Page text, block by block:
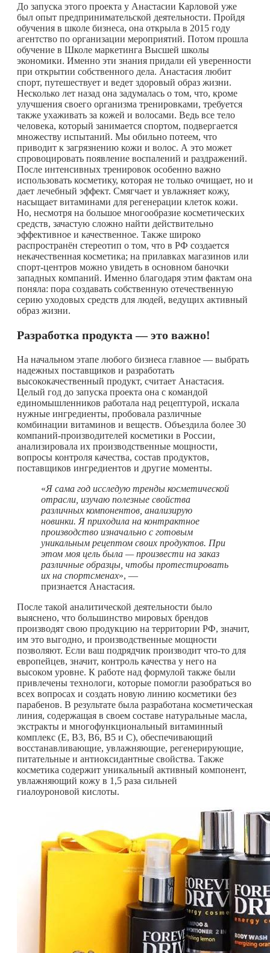
До запуска этого проекта у Анастасии Карловой уже
был опыт предпринимательской деятельности. Пройдя
обучения в школе бизнеса, она открыла в 2015 году
агентство по организации мероприятий. Потом прошла
обучение в Школе маркетинга Высшей школы
экономики. Именно эти знания придали ей уверенности
при открытии собственного дела. Анастасия любит
спорт, путешествует и ведет здоровый образ жизни.
Несколько лет назад она задумалась о том, что, кроме
улучшения своего организма тренировками, требуется
также ухаживать за кожей и волосами. Ведь все тело
человека, который занимается спортом, подвергается
множеству испытаний. Мы обильно потеем, что
приводит к загрязнению кожи и волос. А это может
спровоцировать появление воспалений и раздражений.
После интенсивных тренировок особенно важно
использовать косметику, которая не только очищает, но и
дает лечебный эффект. Смягчает и увлажняет кожу,
насыщает витаминами для регенерации клеток кожи.
Но, несмотря на большое многообразие косметических
средств, зачастую сложно найти действительно
эффективное и качественное. Также широко
распространён стереотип о том, что в РФ создается
некачественная косметика; на прилавках магазинов или
спорт-центров можно увидеть в основном баночки
западных компаний. Именно благодаря этим фактам она
поняла: пора создавать собственную отечественную
серию уходовых средств для людей, ведущих активный
образ жизни.
Разработка продукта — это важно!
На начальном этапе любого бизнеса главное — выбрать
надежных поставщиков и разработать
высококачественный продукт, считает Анастасия.
Целый год до запуска проекта она с командой
единомышленников работала над рецептурой, искала
нужные ингредиенты, пробовала различные
комбинации витаминов и веществ. Объездила более 30
компаний-производителей косметики в России,
анализировала их производственные мощности,
вопросы контроля качества, состав продуктов,
поставщиков ингредиентов и другие моменты.
«Я сама год исследую тренды косметической
отрасли, изучаю полезные свойства
различных компонентов, анализирую
новинки. Я приходила на контрактное
производство изначально с готовым
уникальным рецептом своих продуктов. При
этом моя цель была — произвести на заказ
различные образцы, чтобы протестировать
их на спортсменах», —
признается Анастасия.
После такой аналитической деятельности было
выяснено, что большинство мировых брендов
производят свою продукцию на территории РФ, значит,
им это выгодно, и производственные мощности
позволяют. Если ваш подрядчик производит что-то для
европейцев, значит, контроль качества у него на
высоком уровне. К работе над формулой также были
привлечены технологи, которые помогли разобраться во
всех вопросах и создать новую линию косметики без
парабенов. В результате была разработана косметическая
линия, содержащая в своем составе натуральные масла,
экстракты и многофункциональный витаминный
комплекс (E, B3, В6, B5 и C), обеспечивающий
восстанавливающие, увлажняющие, регенерирующие,
питательные и антиоксидантные свойства. Также
косметика содержит уникальный активный компонент,
увлажняющий кожу в 1,5 раза сильней
гиалоуроновой кислоты.